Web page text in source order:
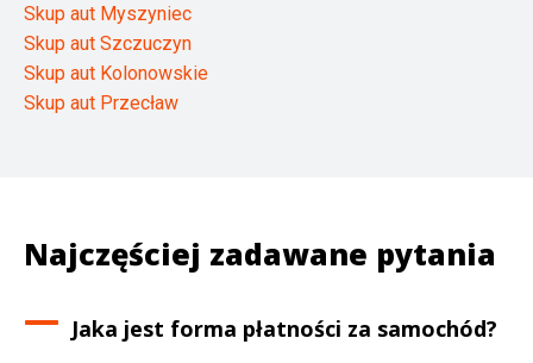
Skup aut Myszyniec
Skup aut Szczuczyn
Skup aut Kolonowskie
Skup aut Przecław
Najczęściej zadawane pytania
Jaka jest forma płatności za samochód?